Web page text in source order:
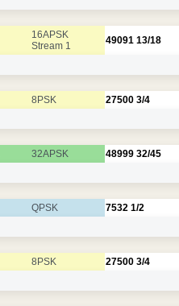
16APSK
Stream 1
49091 13/18
8PSK 27500 3/4
32APSK 48999 32/45
QPSK 7532 1/2
8PSK 27500 3/4